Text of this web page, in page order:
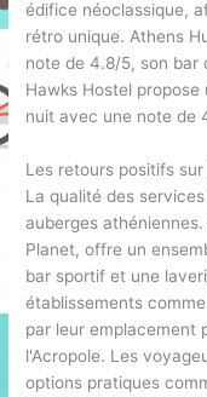
édifice néoclassique,
rétro unique. Athens
note de 4.8/5, son bar
Hawks Hostel
nuit avec une note de
Les retours positifs
La qualité des
auberges
Planet, offre un
bar sportif et une
établissements
par leur emplacement
l'Acropole. Les
options pratiques